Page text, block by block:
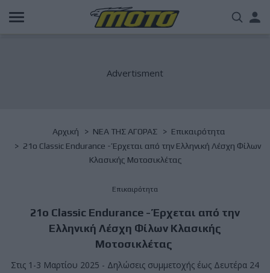
Παράκαμψη
προς
Breadcrumb
Αρχική NΕΑ ΤΗΣ ΑΓΟΡΑΣ
Επικαιρότητα
21o Classic Endurance - Έρχεται από την Ελληνική Λέσχη Φίλων
Κλασικής Μοτοσικλέτας
Επικαιρότητα
21o Classic Endurance - Έρχεται από την
Ελληνική Λέσχη Φίλων Κλασικής
Μοτοσικλέτας
Στις 1-3 Μαρτίου 2025 - Δηλώσεις συμμετοχής έως Δευτέρα 24